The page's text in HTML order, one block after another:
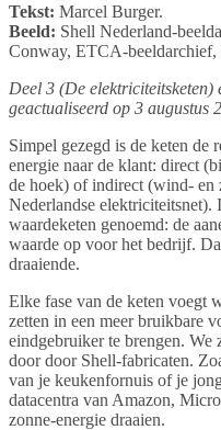
Tekst: Marcel Burger.
Beeld: Shell Nederland-
Conway, ETCA-beeldarchief,
Deel 3 (De elektriciteitsketen)
geactualiseerd op 3 augustus
Simpel gezegd is de keten de
energie naar de klant: direct
de hoek) of indirect (wind- en
Nederlandse
waardeketen genoemd: de
waarde op voor het bedrijf.
draaiende.
Elke fase van de keten voegt
zetten in een meer bruikbare
eindgebruiker te brengen.
door door Shell-fabricaten.
van je keukenfornuis of je
datacentra van Amazon,
zonne-energie draaien.